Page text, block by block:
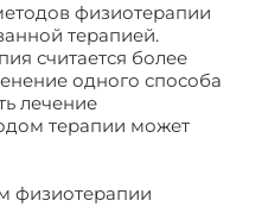
физиотерапии
терапией.
считается более
одного способа
лечение
терапии может
физиотерапии